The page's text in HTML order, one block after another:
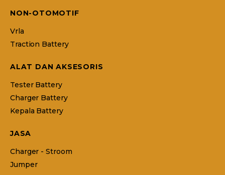
NON-OTOMOTIF
Vrla
Traction Battery
ALAT DAN AKSESORIS
Tester Battery
Charger Battery
Kepala Battery
JASA
Charger - Stroom
Jumper